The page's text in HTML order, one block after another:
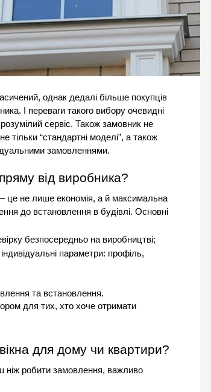
однак дедалі більше покупців
І переваги такого вибору очевидні
сервіс. Також замовник не
тільки “стандартні моделі”, а також
замовленнями.
від виробника?
це не лише економія, а й максимальна
до встановлення в будівлі. Основні
безпосередньо на виробництві;
параметри: профіль,
та встановлення.
для тих, хто хоче отримати
для дому чи квартири?
ніж робити замовлення, важливо